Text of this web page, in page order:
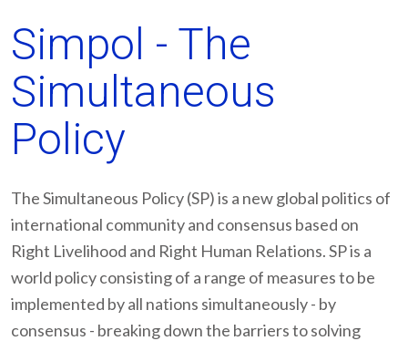
Simpol - The
Simultaneous
Policy
The Simultaneous Policy (SP) is a new global politics of
international community and consensus based on
Right Livelihood and Right Human Relations. SP is a
world policy consisting of a range of measures to be
implemented by all nations simultaneously - by
consensus - breaking down the barriers to solving